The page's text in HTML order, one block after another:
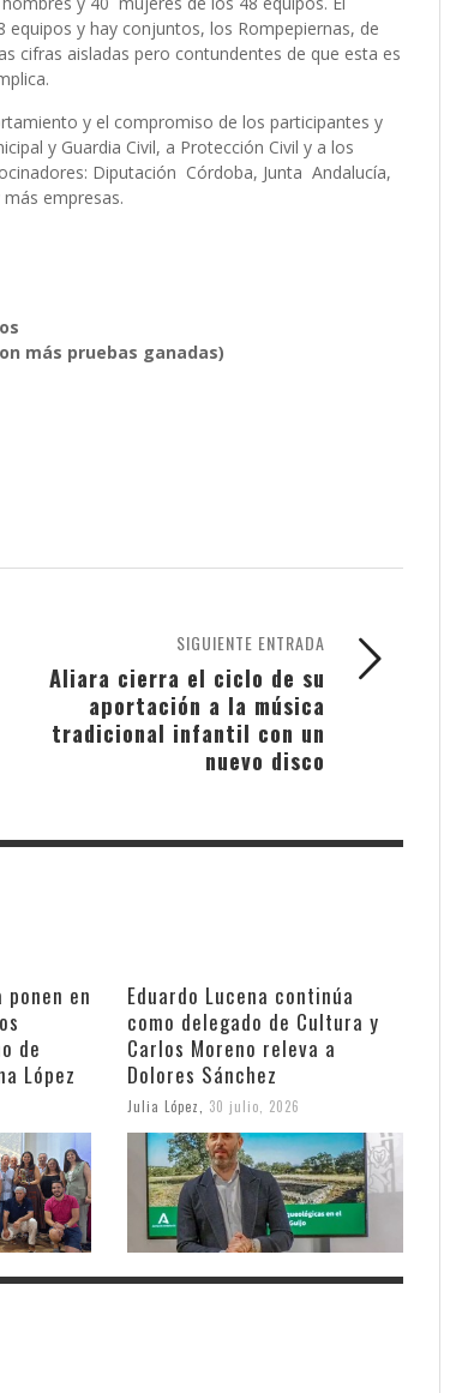
y hay conjuntos, los Rompepiernas, de
cifras aisladas pero contundentes de que esta es
y el compromiso de los participantes y
y Guardia Civil, a Protección Civil y a los
Diputación Córdoba, Junta Andalucía,
más empresas.
más pruebas ganadas)
SIGUIENTE ENTRADA
Aliara cierra el ciclo de su
aportación a la música
tradicional infantil con un
nuevo disco
ponen en
de
López
Eduardo Lucena continúa
como delegado de Cultura y
Carlos Moreno releva a
Dolores Sánchez
Julia López 30 julio, 2026